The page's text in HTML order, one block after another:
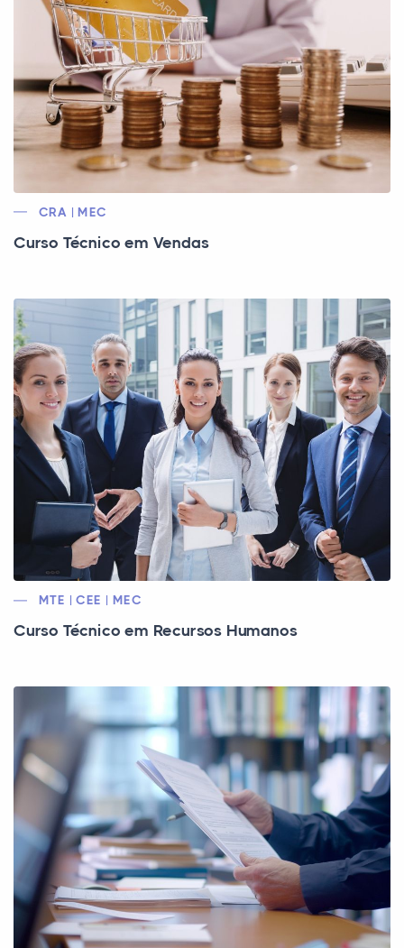
CRA | MEC
Curso Técnico em Vendas
MTE | CEE | MEC
Curso Técnico em Recursos Humanos